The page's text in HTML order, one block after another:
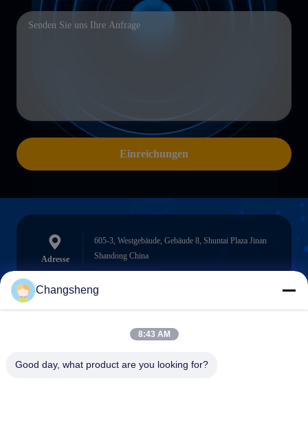
Einreichungen
Adresse
605-3, Westgebäude, Gebäude 8, Shuntai Plaza Jinan
Shandong China
roger@decorationsculpture.com
Changsheng
8:43 AM
Good day, what product are you looking for?